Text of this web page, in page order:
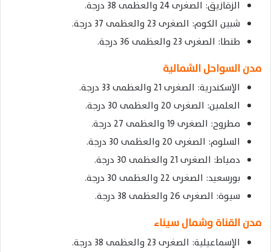
الزقازيق: الصغرى 24 والعظمى 38 درجة.
شبين الكوم: الصغرى 23 والعظمى 37 درجة.
طنطا: الصغرى 23 والعظمى 36 درجة.
مدن السواحل الشمالية
الإسكندرية: الصغرى 21 والعظمى 33 درجة.
العلمين: الصغرى 20 والعظمى 30 درجة.
مطروح: الصغرى 19 والعظمى 27 درجة.
السلوم: الصغرى 20 والعظمى 30 درجة.
دمياط: الصغرى 21 والعظمى 30 درجة.
بورسعيد: الصغرى 22 والعظمى 30 درجة.
سيوة: الصغرى 26 والعظمى 38 درجة.
مدن القناة وشمال سيناء
الإسماعيلية: الصغرى 23 والعظمى 38 درجة.